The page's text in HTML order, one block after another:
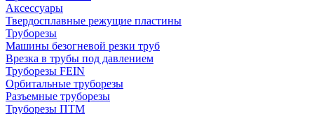
Аксессуары
Твердосплавные режущие пластины
Труборезы
Машины безогневой резки труб
Врезка в трубы под давлением
Труборезы FEIN
Орбитальные труборезы
Разъемные труборезы
Труборезы ПТМ